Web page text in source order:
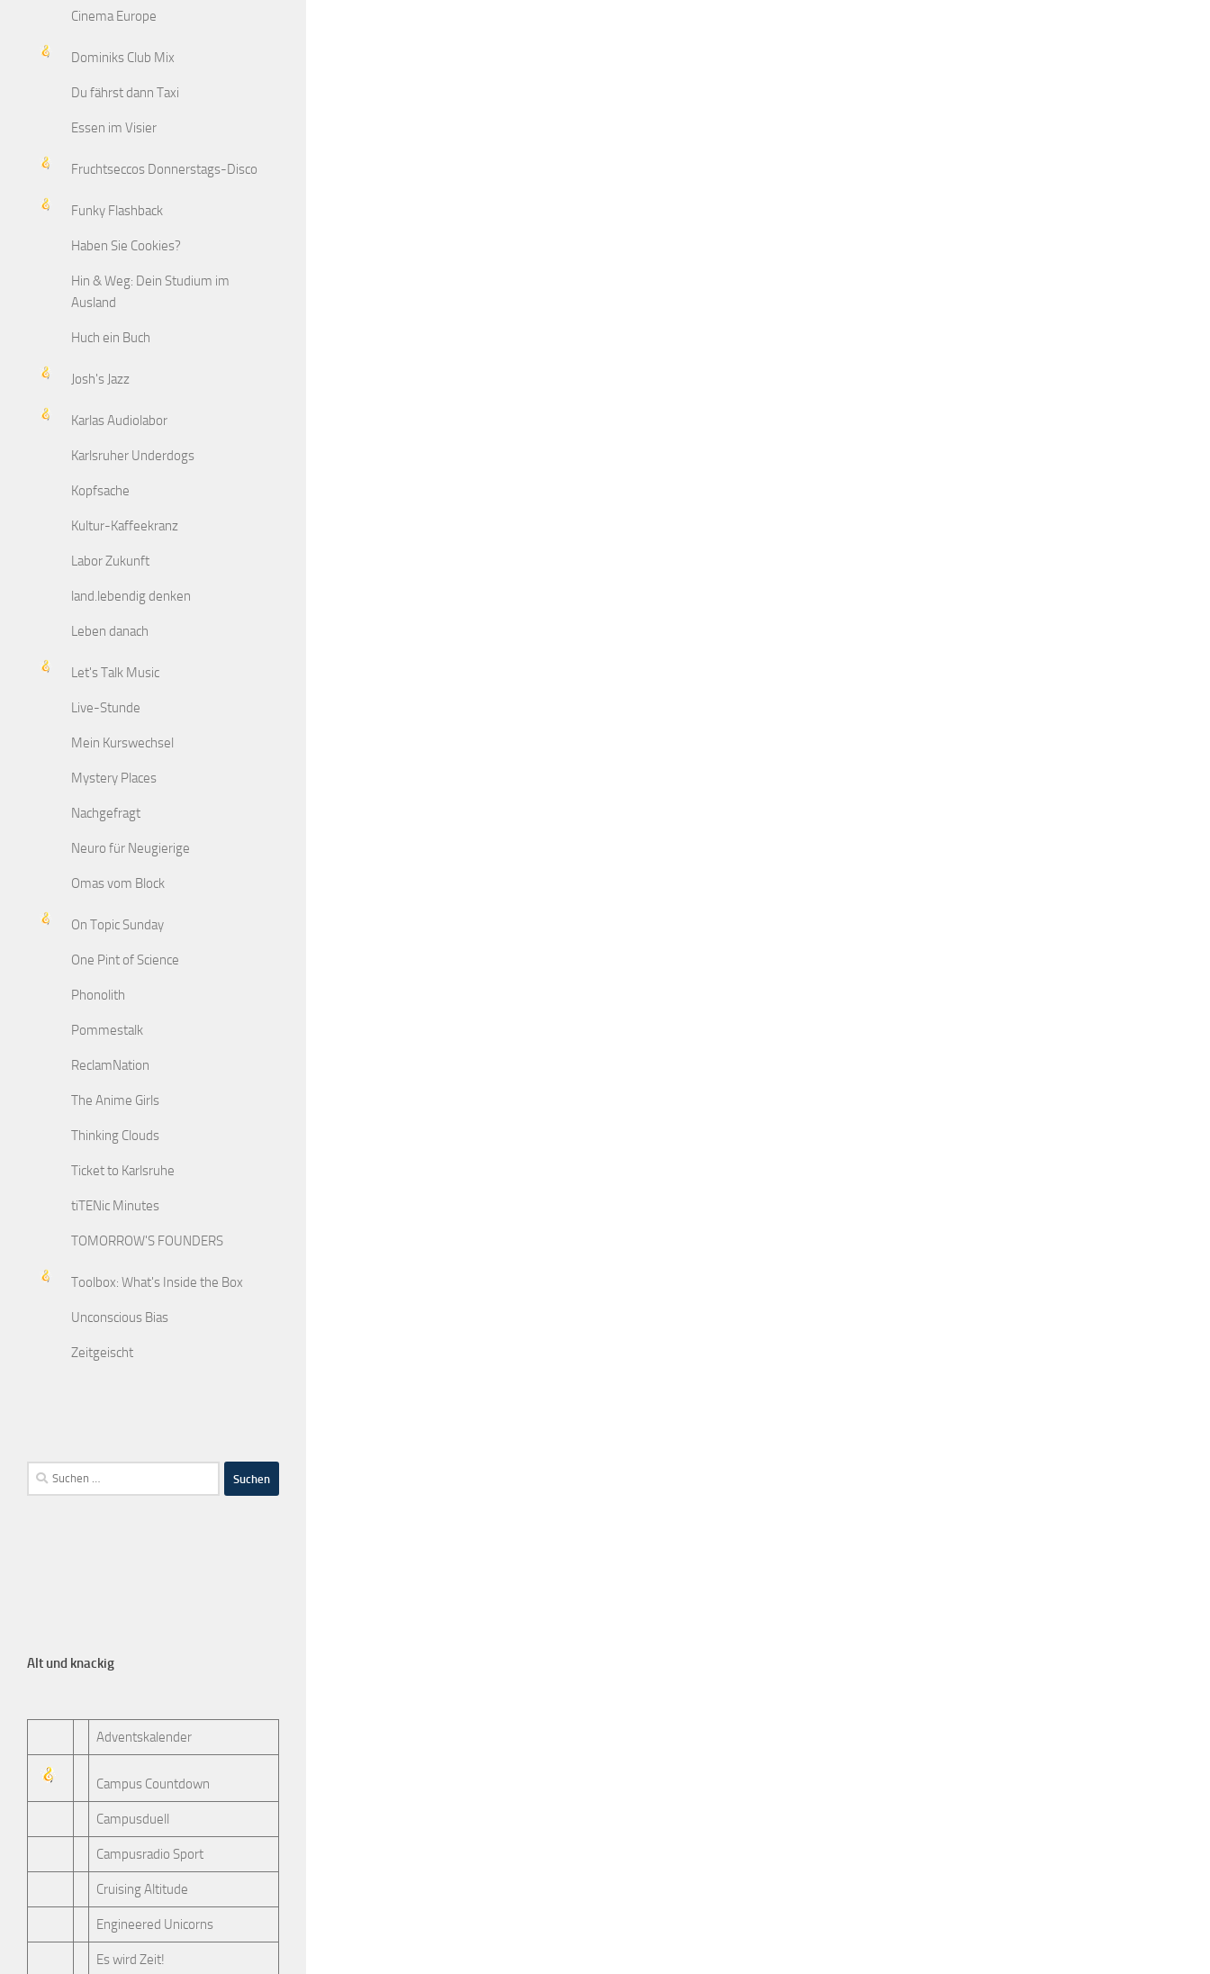
Cinema Europe
Dominiks Club Mix
Du fährst dann Taxi
Essen im Visier
Fruchtseccos Donnerstags-Disco
Funky Flashback
Haben Sie Cookies?
Hin & Weg: Dein Studium im
Ausland
Huch ein Buch
Josh's Jazz
Karlas Audiolabor
Karlsruher Underdogs
Kopfsache
Kultur-Kaffeekranz
Labor Zukunft
land.lebendig denken
Leben danach
Let's Talk Music
Live-Stunde
Mein Kurswechsel
Mystery Places
Nachgefragt
Neuro für Neugierige
Omas vom Block
On Topic Sunday
One Pint of Science
Phonolith
Pommestalk
ReclamNation
The Anime Girls
Thinking Clouds
Ticket to Karlsruhe
tiTENic Minutes
TOMORROW'S FOUNDERS
Toolbox: What's Inside the Box
Unconscious Bias
Zeitgeischt
Alt und knackig
Adventskalender
Campus Countdown
Campusduell
Campusradio Sport
Cruising Altitude
Engineered Unicorns
Es wird Zeit!